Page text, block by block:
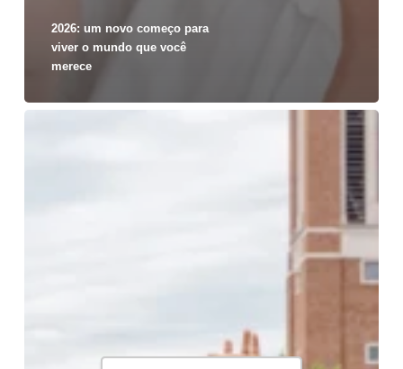
2026: um novo começo para
viver o mundo que você
merece